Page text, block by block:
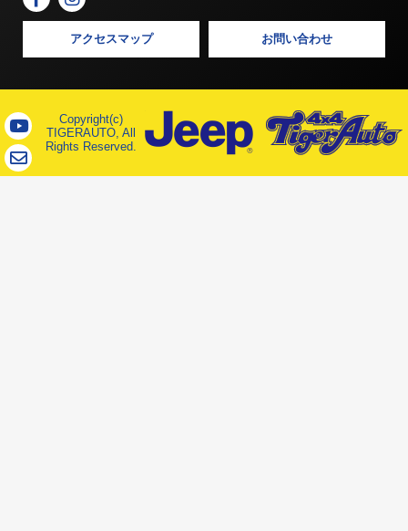
アクセスマップ お問い合わせ
Copyright(c)
TIGERAUTO, All
Rights Reserved.